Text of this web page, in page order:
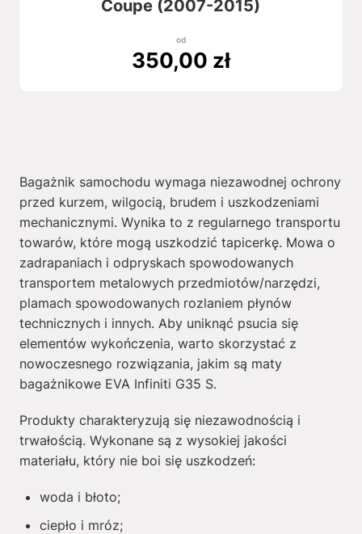
Coupe (2007-2015)
od
350,00 zł
Bagażnik samochodu wymaga niezawodnej ochrony
przed kurzem, wilgocią, brudem i uszkodzeniami
mechanicznymi. Wynika to z regularnego transportu
towarów, które mogą uszkodzić tapicerkę. Mowa o
zadrapaniach i odpryskach spowodowanych
transportem metalowych przedmiotów/narzędzi,
plamach spowodowanych rozlaniem płynów
technicznych i innych. Aby uniknąć psucia się
elementów wykończenia, warto skorzystać z
nowoczesnego rozwiązania, jakim są maty
bagażnikowe EVA Infiniti G35 S.
Produkty charakteryzują się niezawodnością i
trwałością. Wykonane są z wysokiej jakości
materiału, który nie boi się uszkodzeń:
woda i błoto;
ciepło i mróz;